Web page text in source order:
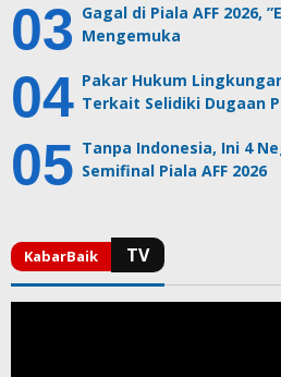
Gagal di Piala AFF 2026,
Mengemuka
Pakar Hukum
Terkait Selidiki Dugaan
Tanpa Indonesia, Ini 4
Semifinal Piala AFF 2026